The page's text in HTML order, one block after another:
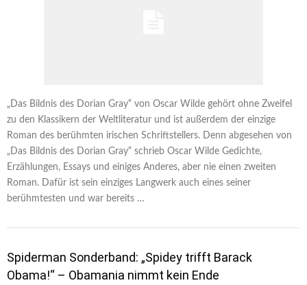
„Das Bildnis des Dorian Gray“ von Oscar Wilde gehört ohne Zweifel
zu den Klassikern der Weltliteratur und ist außerdem der einzige
Roman des berühmten irischen Schriftstellers. Denn abgesehen von
„Das Bildnis des Dorian Gray“ schrieb Oscar Wilde Gedichte,
Erzählungen, Essays und einiges Anderes, aber nie einen zweiten
Roman. Dafür ist sein einziges Langwerk auch eines seiner
berühmtesten und war bereits …
Spiderman Sonderband: „Spidey trifft Barack
Obama!“ – Obamania nimmt kein Ende